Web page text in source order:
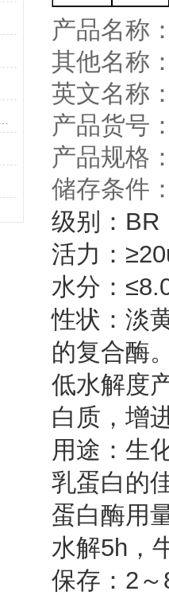
产品名称
其他名称
英文名称
产品货号
产品规格
储存条件
级别：BR
活力：
水分：
性状：淡
的复合酶
低水解度
白质，增
用途：生
乳蛋白的
蛋白酶用
水解5h，
保存：2